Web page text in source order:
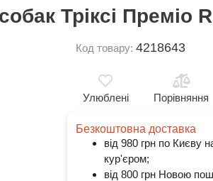
Тріксі Преміо
Код товару: 4218643
Улюблені Порівняння
Безкоштовна доставка
від 980 грн по Києву
кур'єром;
від 800 грн Новою